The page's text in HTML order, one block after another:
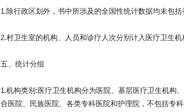
1.除行政区划外，书中所涉及的全国性统计数据均未包
2.村卫生室的机构、人员和诊疗人次分别计入医疗卫生
五、统计分组
1.机构类别:医疗卫生机构分为医院、基层医疗卫生机构
合医院、民族医院、各类专科医院和护理院，不包括专